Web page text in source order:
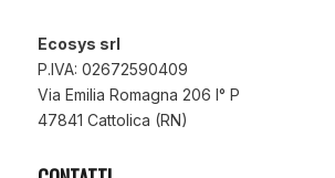
Ecosys srl
P.IVA: 02672590409
Via Emilia Romagna 206 I° P
47841 Cattolica (RN)